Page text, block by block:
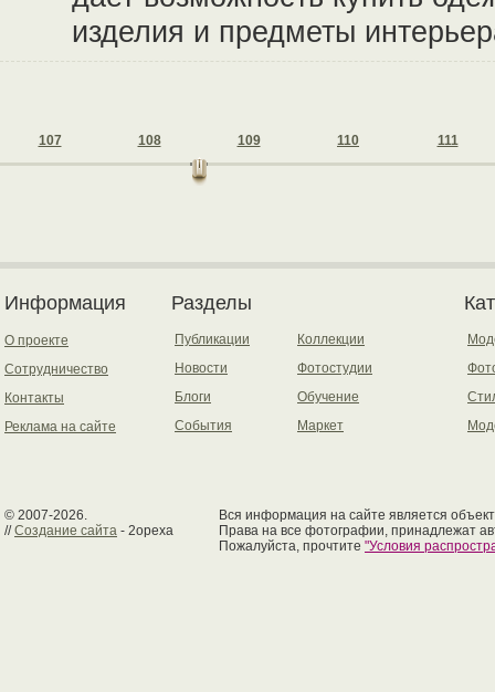
изделия и предметы
107 108 109 110 111
Информация
О проекте
Сотрудничество
Контакты
Реклама на сайте
Разделы
Публикации
Новости
Блоги
События
Коллекции
Фотостудии
Обучение
Маркет
© 2007-2026.
//Создание сайта - 2opexa
Вся информация на сайте является
Права на все фотографии, принадлежат
Пожалуйста, прочтите "Условия